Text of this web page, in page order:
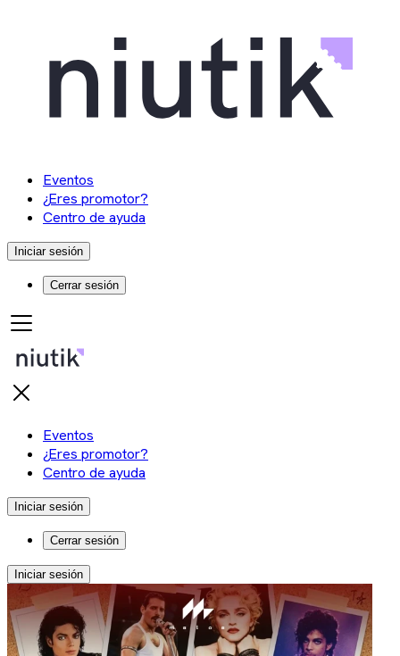
Eventos
¿Eres promotor?
Centro de ayuda
Iniciar sesión
Cerrar sesión
Eventos
¿Eres promotor?
Centro de ayuda
Iniciar sesión
Cerrar sesión
Iniciar sesión